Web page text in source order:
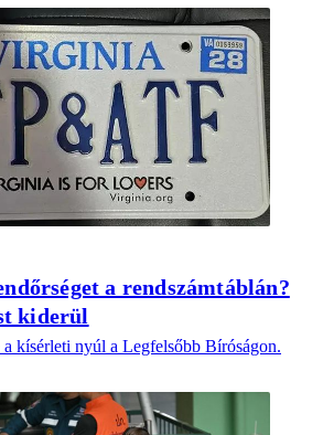
a rendszámtáblán?
kiderül
kísérleti nyúl a Legfelsőbb Bíróságon.